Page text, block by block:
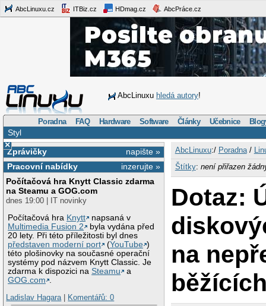
AbcLinuxu.cz ITBiz.cz HDmag.cz AbcPráce.cz
AbcLinuxu hledá autory!
Poradna FAQ Hardware Software Články Učebnice
Styl
×
napište »
Zprávičky
inzerujte »
Pracovní nabídky
Počítačová hra Knytt Classic zdarma
na Steamu a GOG.com
dnes 19:00 | IT novinky
Počítačová hra Knytt
napsaná v
Multimedia Fusion 2
byla vydána před
20 lety. Při této příležitosti byl dnes
představen moderní port
(YouTube )
této plošinovky na současné operační
systémy pod názvem Knytt Classic. Je
zdarma k dispozici naSteamu
a
GOG.com
Ladislav Hagara| Komentářů: 0
AbcLinuxu:/ Poradna/
Štítky: není přiřazen
Dotaz:
na